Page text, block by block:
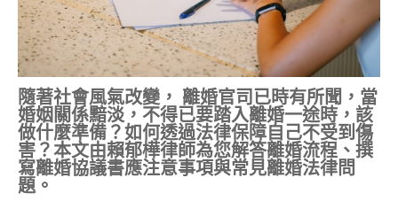
隨著社會風氣改變， 離婚官司已時有所聞，當
婚姻關係黯淡，不得已要踏入離婚一途時，該
做什麼準備？如何透過法律保障自己不受到傷
害？本文由賴郁樺律師為您解答離婚流程、撰
寫離婚協議書應注意事項與常見離婚法律問
題。